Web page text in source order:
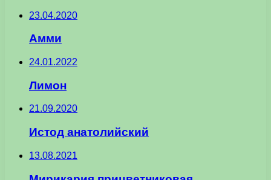
23.04.2020
Амми
24.01.2022
Лимон
21.09.2020
Истод анатолийский
13.08.2021